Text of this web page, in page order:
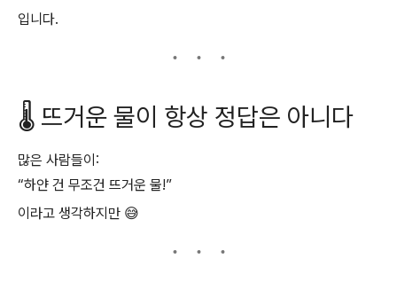
입니다.
🌡️ 뜨거운 물이 항상 정답은 아니다
많은 사람들이:
“하얀 건 무조건 뜨거운 물!”
이라고 생각하지만 😅